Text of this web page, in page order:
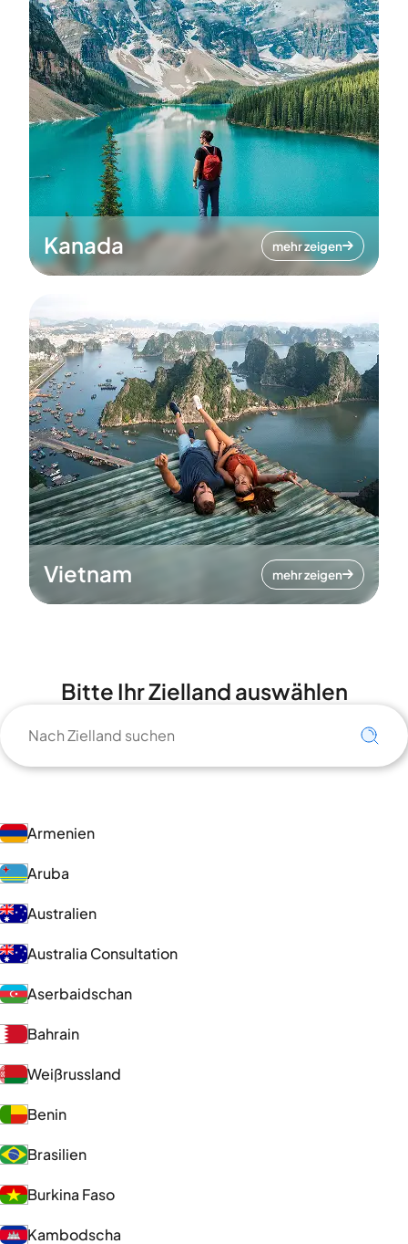
Kanada mehr zeigen
Vietnam mehr zeigen
Bitte Ihr Zielland auswählen
Armenien
Aruba
Australien
Australia Consultation
Aserbaidschan
Bahrain
Weißrussland
Benin
Brasilien
Burkina Faso
Kambodscha